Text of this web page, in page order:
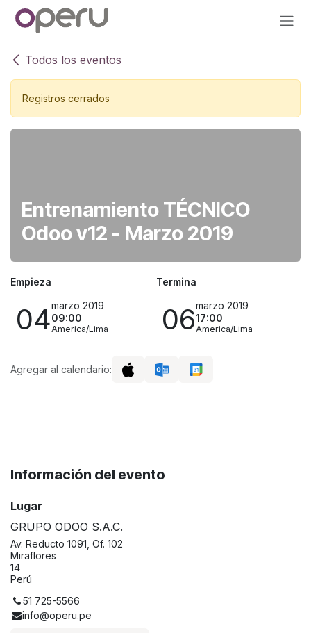
Ir al contenido
Todos los eventos
Registros cerrados
Entrenamiento TÉCNICO
Odoo v12 - Marzo 2019
Empieza
04marzo 2019
09:00
America/Lima
Termina
06marzo 2019
17:00
America/Lima
Agregar al calendario:
Información del evento
Lugar
GRUPO ODOO S.A.C.
Av. Reducto 1091, Of. 102
Miraflores
14
Perú
51 725-5566
info@operu.pe